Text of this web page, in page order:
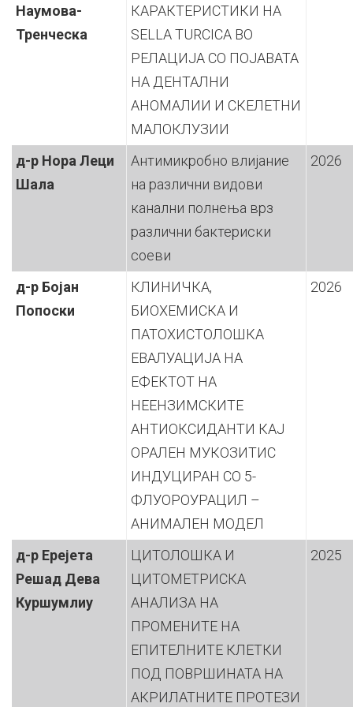
Наумова-
Тренческа
КАРАКТЕРИСТИКИ НА
SELLA TURCICA ВО
РЕЛАЦИЈА СО ПОЈАВАТА
НА ДЕНТАЛНИ
АНОМАЛИИ И СКЕЛЕТНИ
МАЛОКЛУЗИИ
д-р Нора Леци
Шала
Антимикробно влијание
на различни видови
канални полнења врз
различни бактериски
соеви
2026
д-р Бојан
Попоски
КЛИНИЧКА,
БИОХЕМИСКА И
ПАТОХИСТОЛОШКА
ЕВАЛУАЦИЈА НА
ЕФЕКТОТ НА
НЕЕНЗИМСКИТЕ
АНТИОКСИДАНТИ КАЈ
ОРАЛЕН МУКОЗИТИС
ИНДУЦИРАН СО 5-
ФЛУОРОУРАЦИЛ –
АНИМАЛЕН МОДЕЛ
2026
д-р Ерејета
Рeшад Дева
Куршумлиу
ЦИТОЛОШКА И
ЦИТОМЕТРИСКА
АНАЛИЗА НА
ПРОМЕНИТЕ НА
ЕПИТЕЛНИТЕ КЛЕТКИ
ПОД ПОВРШИНАТА НА
АКРИЛАТНИТЕ ПРОТЕЗИ
2025